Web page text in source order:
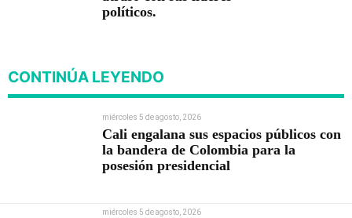
políticos.
CONTINÚA LEYENDO
miércoles 5 de agosto, 2026
Cali engalana sus espacios públicos con
la bandera de Colombia para la
posesión presidencial
miércoles 5 de agosto, 2026